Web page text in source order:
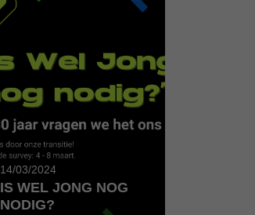
14/03/2024
IS WEL JONG NOG
NODIG?